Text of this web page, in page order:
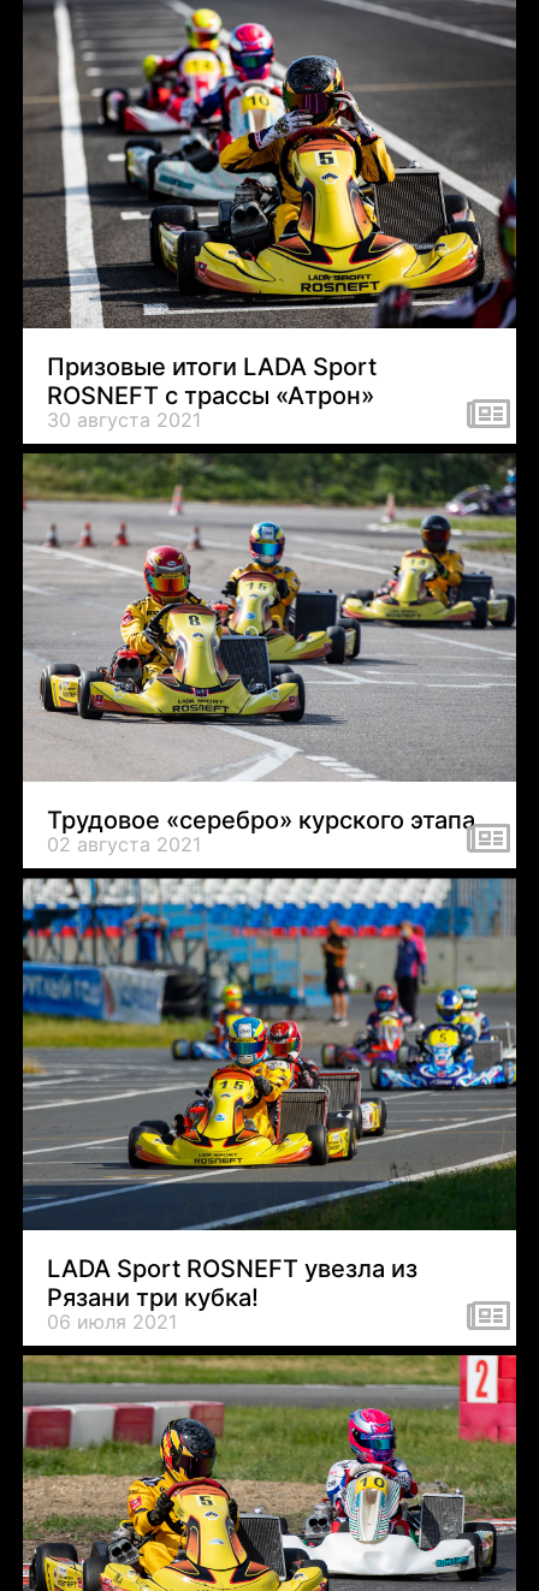
Призовые итоги LADA Sport
ROSNEFT с трассы «Атрон»
30 августа 2021
Трудовое «серебро» курского этапа
02 августа 2021
LADA Sport ROSNEFT увезла из
Рязани три кубка!
06 июля 2021